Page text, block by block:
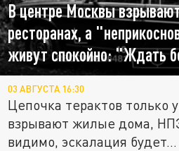
В центре Москвы
ресторанах, а
живут спокойно: "Ждать
03 АВГУСТА 16:30
Цепочка терактов только
взрывают жилые дома,
видимо, эскалация будет...